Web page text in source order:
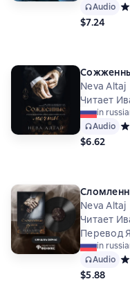
Audio
$7.24
Neva Altaj
Читает
in
Audio
$6.62
Neva Altaj
Читает
Перевод
in
Audio
$5.88